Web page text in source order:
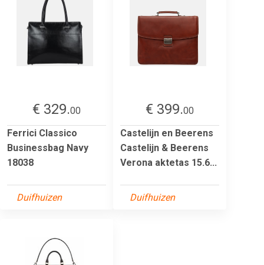
€ 329.00
Ferrici Classico
Businessbag Navy
18038
Duifhuizen
€ 399.00
Castelijn en Beerens
Castelijn & Beerens
Verona aktetas 15.6...
Duifhuizen